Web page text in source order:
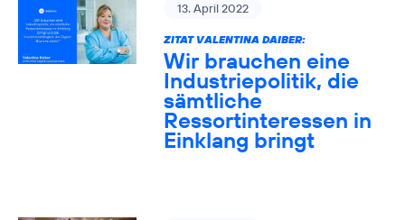
13. April 2022
ZITAT VALENTINA DAIBER:
Wir brauchen eine
Industriepolitik, die
sämtliche
Ressortinteressen in
Einklang bringt